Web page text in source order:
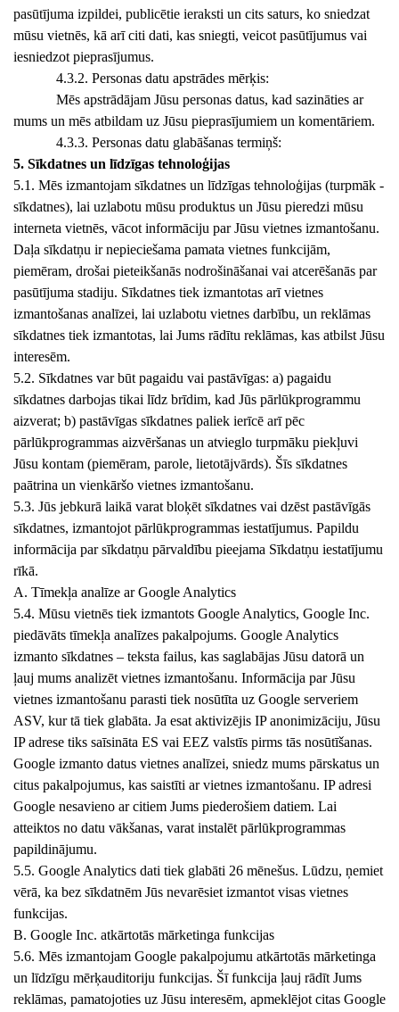
pasūtījuma izpildei, publicētie ieraksti un cits saturs, ko sniedzat
mūsu vietnēs, kā arī citi dati, kas sniegti, veicot pasūtījumus vai
iesniedzot pieprasījumus.
4.3.2. Personas datu apstrādes mērķis:
Mēs apstrādājam Jūsu personas datus, kad sazināties ar
mums un mēs atbildam uz Jūsu pieprasījumiem un komentāriem.
4.3.3. Personas datu glabāšanas termiņš:
5. Sīkdatnes un līdzīgas tehnoloģijas
5.1. Mēs izmantojam sīkdatnes un līdzīgas tehnoloģijas (turpmāk -
sīkdatnes), lai uzlabotu mūsu produktus un Jūsu pieredzi mūsu
interneta vietnēs, vācot informāciju par Jūsu vietnes izmantošanu.
Daļa sīkdatņu ir nepieciešama pamata vietnes funkcijām,
piemēram, drošai pieteikšanās nodrošināšanai vai atcerēšanās par
pasūtījuma stadiju. Sīkdatnes tiek izmantotas arī vietnes
izmantošanas analīzei, lai uzlabotu vietnes darbību, un reklāmas
sīkdatnes tiek izmantotas, lai Jums rādītu reklāmas, kas atbilst Jūsu
interesēm.
5.2. Sīkdatnes var būt pagaidu vai pastāvīgas: a) pagaidu
sīkdatnes darbojas tikai līdz brīdim, kad Jūs pārlūkprogrammu
aizverat; b) pastāvīgas sīkdatnes paliek ierīcē arī pēc
pārlūkprogrammas aizvēršanas un atvieglo turpmāku piekļuvi
Jūsu kontam (piemēram, parole, lietotājvārds). Šīs sīkdatnes
paātrina un vienkāršo vietnes izmantošanu.
5.3. Jūs jebkurā laikā varat bloķēt sīkdatnes vai dzēst pastāvīgās
sīkdatnes, izmantojot pārlūkprogrammas iestatījumus. Papildu
informācija par sīkdatņu pārvaldību pieejama Sīkdatņu iestatījumu
rīkā.
A. Tīmekļa analīze ar Google Analytics
5.4. Mūsu vietnēs tiek izmantots Google Analytics, Google Inc.
piedāvāts tīmekļa analīzes pakalpojums. Google Analytics
izmanto sīkdatnes – teksta failus, kas saglabājas Jūsu datorā un
ļauj mums analizēt vietnes izmantošanu. Informācija par Jūsu
vietnes izmantošanu parasti tiek nosūtīta uz Google serveriem
ASV, kur tā tiek glabāta. Ja esat aktivizējis IP anonimizāciju, Jūsu
IP adrese tiks saīsināta ES vai EEZ valstīs pirms tās nosūtīšanas.
Google izmanto datus vietnes analīzei, sniedz mums pārskatus un
citus pakalpojumus, kas saistīti ar vietnes izmantošanu. IP adresi
Google nesavieno ar citiem Jums piederošiem datiem. Lai
atteiktos no datu vākšanas, varat instalēt pārlūkprogrammas
papildinājumu.
5.5. Google Analytics dati tiek glabāti 26 mēnešus. Lūdzu, ņemiet
vērā, ka bez sīkdatnēm Jūs nevarēsiet izmantot visas vietnes
funkcijas.
B. Google Inc. atkārtotās mārketinga funkcijas
5.6. Mēs izmantojam Google pakalpojumu atkārtotās mārketinga
un līdzīgu mērķauditoriju funkcijas. Šī funkcija ļauj rādīt Jums
reklāmas, pamatojoties uz Jūsu interesēm, apmeklējot citas Google